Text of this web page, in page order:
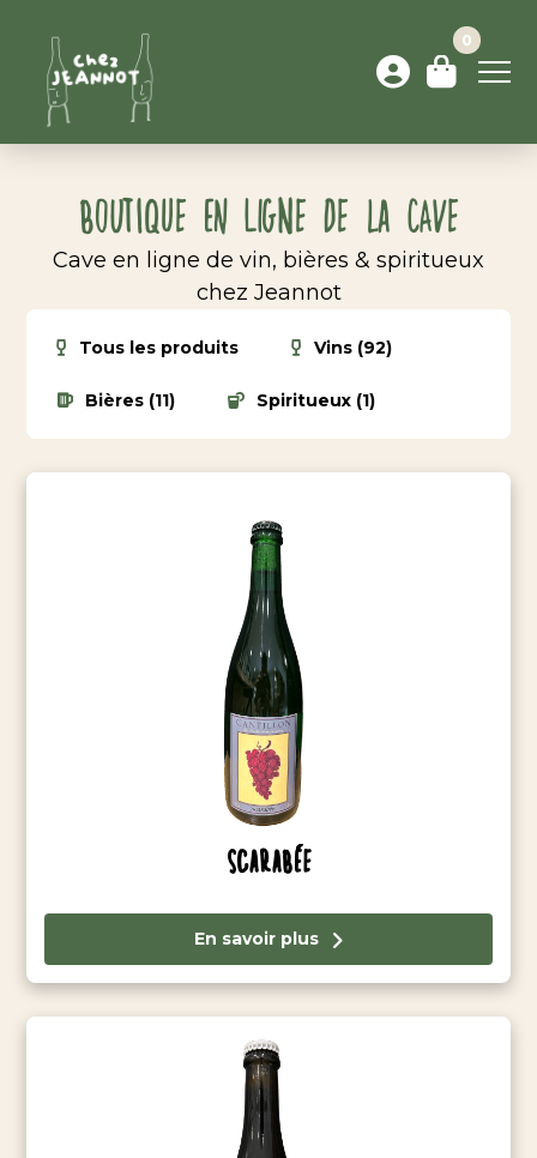
0
Boutique en ligne de la cave
Cave en ligne de vin, bières & spiritueux
chez Jeannot
Tous les produits Vins (92)
Bières (11) Spiritueux (1)
Scarabée
En savoir plus